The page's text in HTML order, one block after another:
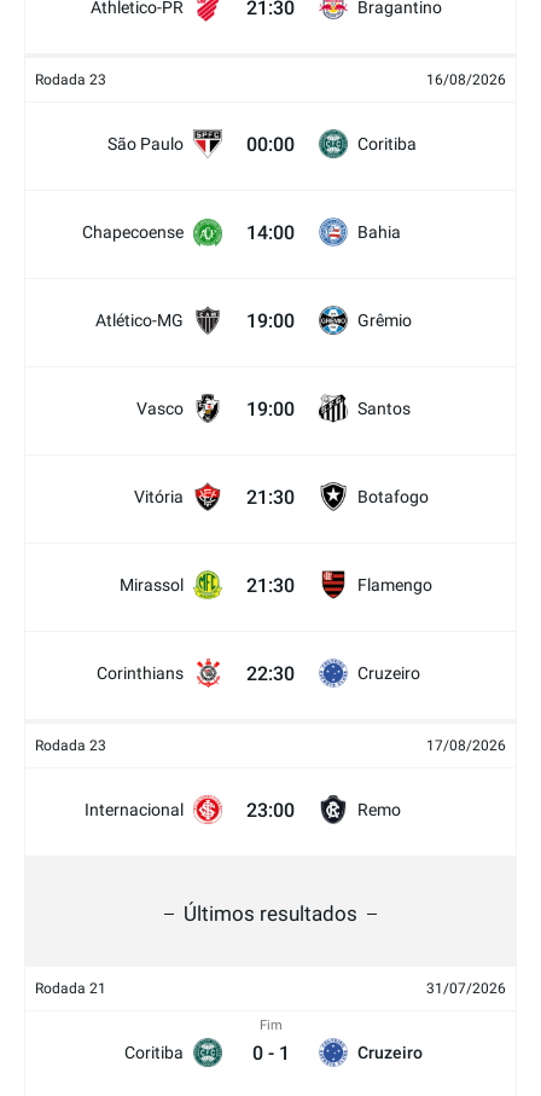
Athletico-PR 21:30 Bragantino
Rodada 23 16/08/2026
São Paulo 00:00 Coritiba
Chapecoense 14:00 Bahia
Atlético-MG 19:00 Grêmio
Vasco 19:00 Santos
Vitória 21:30 Botafogo
Mirassol 21:30 Flamengo
Corinthians 22:30 Cruzeiro
Rodada 23 17/08/2026
Internacional 23:00 Remo
Últimos resultados
Rodada 21 31/07/2026
Coritiba
Fim
0 - 1 Cruzeiro